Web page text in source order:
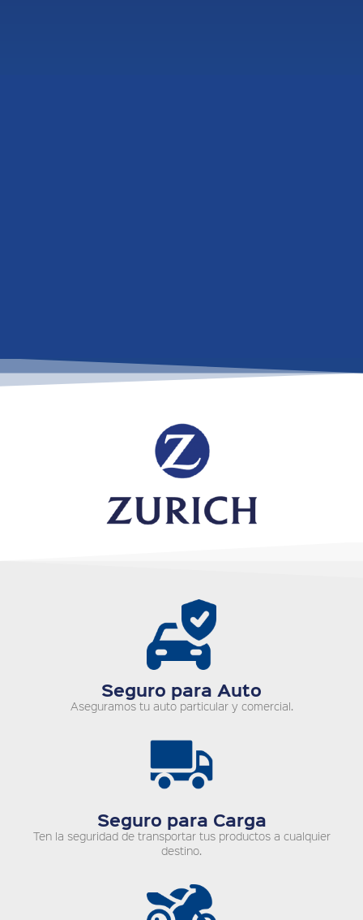
Seguro para Auto
Aseguramos tu auto particular y comercial.
Seguro para Carga
Ten la seguridad de transportar tus productos a cualquier
destino.